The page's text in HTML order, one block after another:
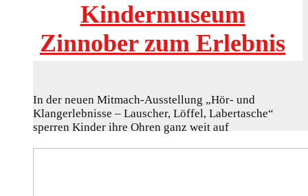
Kindermuseum
Zinnober zum Erlebnis
In der neuen Mitmach-Ausstellung „Hör- und
Klangerlebnisse – Lauscher, Löffel, Labertasche“
sperren Kinder ihre Ohren ganz weit auf